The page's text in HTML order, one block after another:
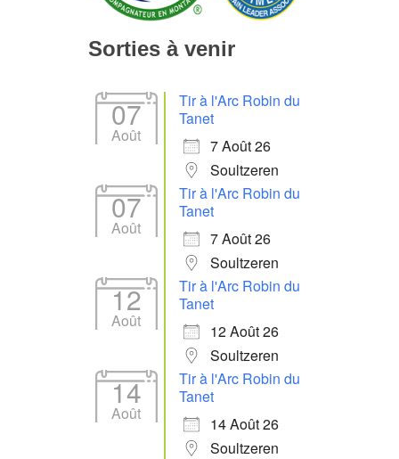
Sorties à venir
07
Août
Tir à l'Arc Robin du
Tanet
7 Août 26
Soultzeren
07
Août
Tir à l'Arc Robin du
Tanet
7 Août 26
Soultzeren
12
Août
Tir à l'Arc Robin du
Tanet
12 Août 26
Soultzeren
14
Août
Tir à l'Arc Robin du
Tanet
14 Août 26
Soultzeren